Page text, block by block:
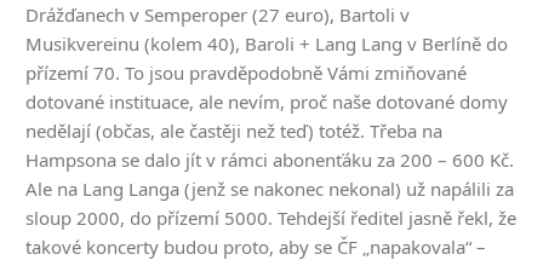
Drážďanech v Semperoper (27 euro), Bartoli v
Musikvereinu (kolem 40), Baroli + Lang Lang v Berlíně do
přízemí 70. To jsou pravděpodobně Vámi zmiňované
dotované instituace, ale nevím, proč naše dotované domy
nedělají (občas, ale častěji než teď) totéž. Třeba na
Hampsona se dalo jít v rámci abonenťáku za 200 – 600 Kč.
Ale na Lang Langa (jenž se nakonec nekonal) už napálili za
sloup 2000, do přízemí 5000. Tehdejší ředitel jasně řekl, že
takové koncerty budou proto, aby se ČF „napakovala“ –